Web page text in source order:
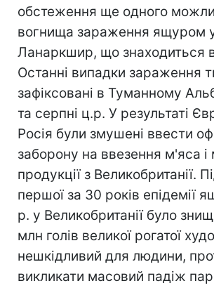
обстеження ще одного
вогнища зараження ящуром
Ланаркшир, що знаходиться
Останні випадки зараження
зафіксовані в Туманному
та серпні ц.р. У результаті
Росія були змушені ввести
заборону на ввезення м'яса і
продукції з Великобританії.
першої за 30 років епідемії
р. у Великобританії було
млн голів великої рогатої
нешкідливий для людини,
викликати масовий падіж